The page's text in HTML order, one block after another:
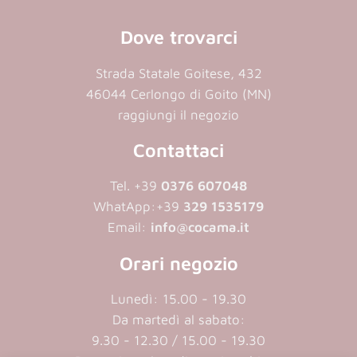
Dove trovarci
Strada Statale Goitese, 432
46044 Cerlongo di Goito (MN)
raggiungi il negozio
Contattaci
Tel. +39 0376 607048
WhatApp: +39 329 1535179
Email: info@cocama.it
Orari negozio
Lunedì: 15.00 - 19.30
Da martedì al sabato:
9.30 - 12.30 / 15.00 - 19.30